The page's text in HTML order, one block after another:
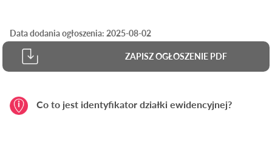
Co to jest identyfikator działki ewidencyjnej?
Data dodania ogłoszenia: 2025-08-02
ZAPISZ OGŁOSZENIE PDF